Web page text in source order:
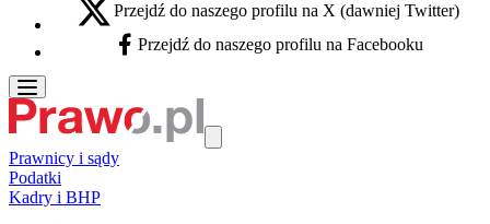
X - otwiera się w nowej karcie
Przejdź do naszego profilu na X (dawniej Twitter)
Facebook - otwiera się w nowej karcie
Przejdź do naszego profilu na Facebooku
Prawnicy i sądy
Podatki
Kadry i BHP